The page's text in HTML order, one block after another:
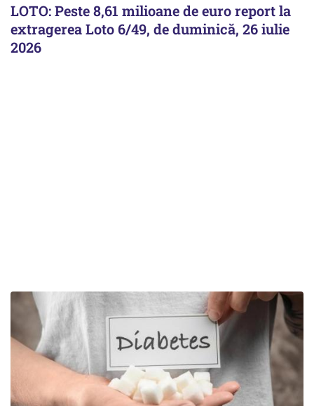
LOTO: Peste 8,61 milioane de euro report la
extragerea Loto 6/49, de duminică, 26 iulie
2026